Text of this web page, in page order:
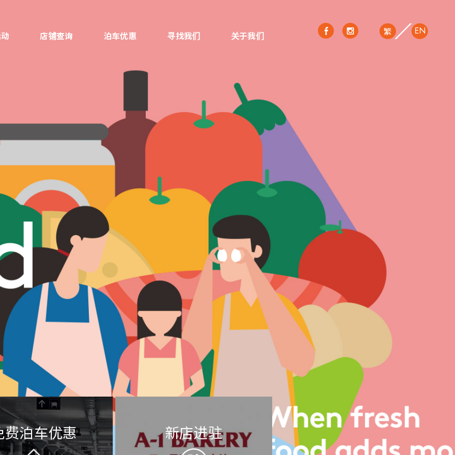
店铺查询 泊车优惠 寻找我们 关于我们 繁 EN
费泊车优惠 新店进驻